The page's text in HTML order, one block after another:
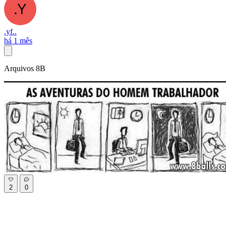
.yf..
há 1 mês
Arquivos 8B
2 0